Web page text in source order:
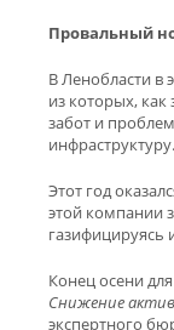
Провальный
В Ленобласти в
из которых,
забот и
Этот год
этой компании
газифицируясь
Конец осени
Снижение
экспертного